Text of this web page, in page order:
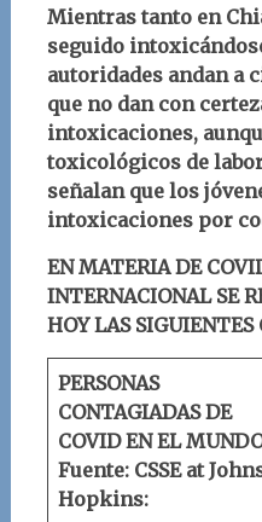
Mientras tanto en
seguido
autoridades andan a
que no dan con
intoxicaciones,
toxicológicos de
señalan que los
intoxicaciones por
EN MATERIA DE
INTERNACIONAL SE
HOY LAS SIGUIENTES
PERSONAS
CONTAGIADAS DE
COVID EN EL
Fuente: CSSE at
Hopkins: